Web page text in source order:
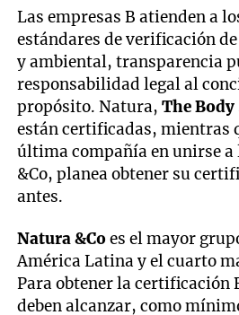
Las empresas B atienden a
estándares de verificación
y ambiental, transparencia
responsabilidad legal al
propósito. Natura,The Body
están certificadas, mientras
última compañía en unirse
&Co, planea obtener su
antes.
Natura &Coes el mayor
América Latina y el cuarto
Para obtener la certificación
deben alcanzar, como